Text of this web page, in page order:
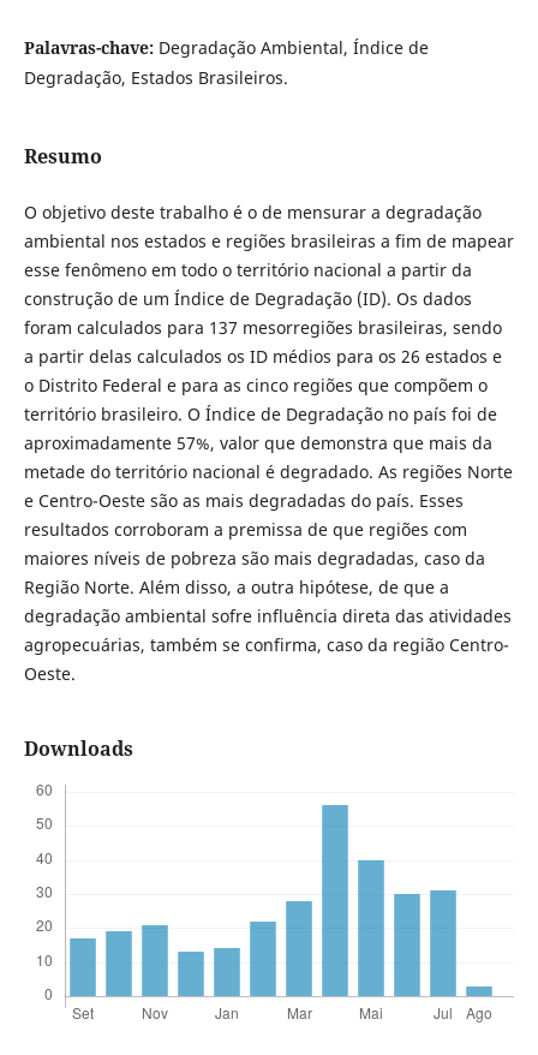
Palavras-chave: Degradação Ambiental, Índice de
Degradação, Estados Brasileiros.
Resumo
O objetivo deste trabalho é o de mensurar a degradação
ambiental nos estados e regiões brasileiras a fim de mapear
esse fenômeno em todo o território nacional a partir da
construção de um Índice de Degradação (ID). Os dados
foram calculados para 137 mesorregiões brasileiras, sendo
a partir delas calculados os ID médios para os 26 estados e
o Distrito Federal e para as cinco regiões que compõem o
território brasileiro. O Índice de Degradação no país foi de
aproximadamente 57%, valor que demonstra que mais da
metade do território nacional é degradado. As regiões Norte
e Centro-Oeste são as mais degradadas do país. Esses
resultados corroboram a premissa de que regiões com
maiores níveis de pobreza são mais degradadas, caso da
Região Norte. Além disso, a outra hipótese, de que a
degradação ambiental sofre influência direta das atividades
agropecuárias, também se confirma, caso da região Centro-
Oeste.
Downloads